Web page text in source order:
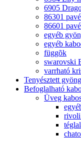
6905
86301
86601
egyéb
egyéb
függõk
swarovski
varrható
Tenyésztett
Befoglalható
Üveg